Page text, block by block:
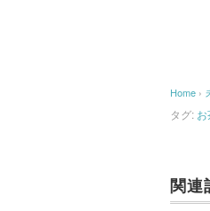
Home ›
タグ:
関連